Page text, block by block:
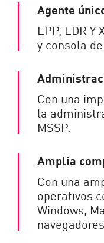
Agente
EPP, EDR
y consola
Con una
la
MSSP.
Amplia
Con una
operativos
Windows,